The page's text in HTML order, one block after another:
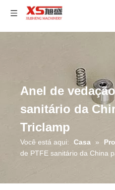
Anel de
sanitário da
Triclamp
Você está aqui: Casa »
de PTFE sanitário da China